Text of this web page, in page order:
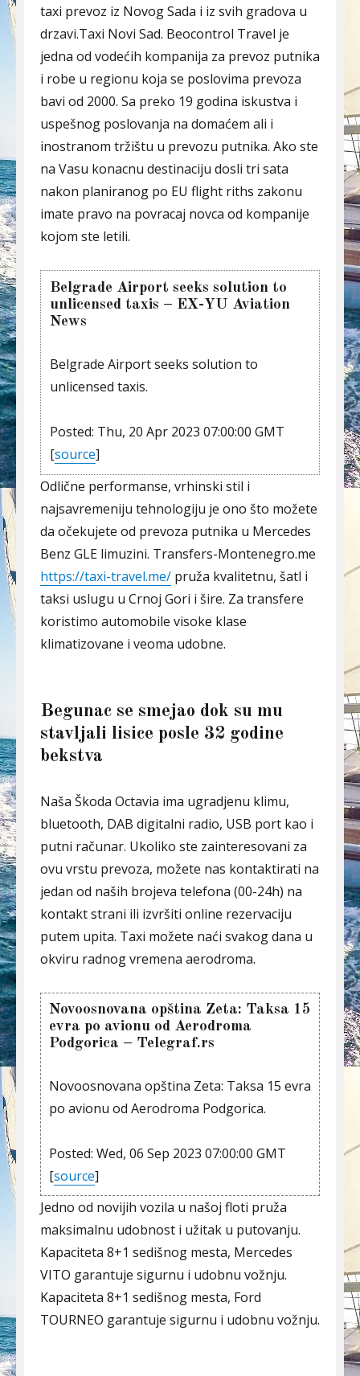
taxi prevoz iz Novog Sada i iz svih gradova u
drzavi.Taxi Novi Sad. Beocontrol Travel je
jedna od vodećih kompanija za prevoz putnika
i robe u regionu koja se poslovima prevoza
bavi od 2000. Sa preko 19 godina iskustva i
uspešnog poslovanja na domaćem ali i
inostranom tržištu u prevozu putnika. Ako ste
na Vasu konacnu destinaciju dosli tri sata
nakon planiranog po EU flight riths zakonu
imate pravo na povracaj novca od kompanije
kojom ste letili.
Belgrade Airport seeks solution to
unlicensed taxis – EX-YU Aviation
News
Belgrade Airport seeks solution to
unlicensed taxis.
Posted: Thu, 20 Apr 2023 07:00:00 GMT
[source]
Odlične performanse, vrhinski stil i
najsavremeniju tehnologiju je ono što možete
da očekujete od prevoza putnika u Mercedes
Benz GLE limuzini. Transfers-Montenegro.me
https://taxi-travel.me/ pruža kvalitetnu, šatl i
taksi uslugu u Crnoj Gori i šire. Za transfere
koristimo automobile visoke klase
klimatizovane i veoma udobne.
Begunac se smejao dok su mu
stavljali lisice posle 32 godine
bekstva
Naša Škoda Octavia ima ugradjenu klimu,
bluetooth, DAB digitalni radio, USB port kao i
putni računar. Ukoliko ste zainteresovani za
ovu vrstu prevoza, možete nas kontaktirati na
jedan od naših brojeva telefona (00-24h) na
kontakt strani ili izvršiti online rezervaciju
putem upita. Taxi možete naći svakog dana u
okviru radnog vremena aerodroma.
Novoosnovana opština Zeta: Taksa 15
evra po avionu od Aerodroma
Podgorica – Telegraf.rs
Novoosnovana opština Zeta: Taksa 15 evra
po avionu od Aerodroma Podgorica.
Posted: Wed, 06 Sep 2023 07:00:00 GMT
[source]
Jedno od novijih vozila u našoj floti pruža
maksimalnu udobnost i užitak u putovanju.
Kapaciteta 8+1 sedišnog mesta, Mercedes
VITO garantuje sigurnu i udobnu vožnju.
Kapaciteta 8+1 sedišnog mesta, Ford
TOURNEO garantuje sigurnu i udobnu vožnju.